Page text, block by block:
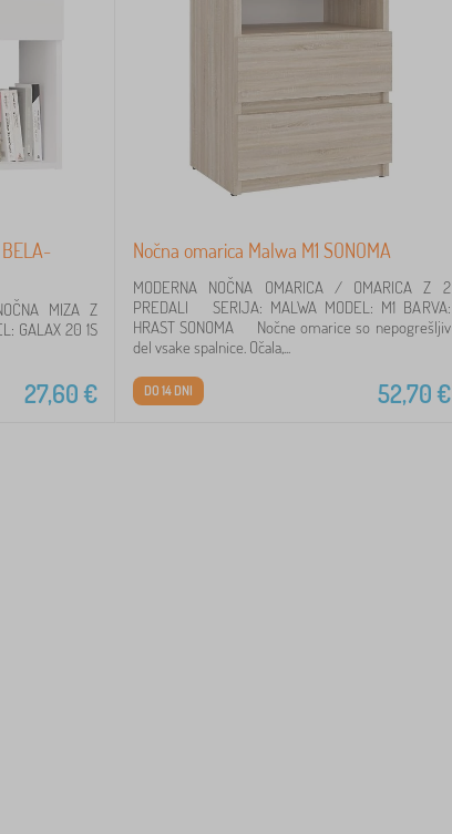
MIZA Z
GALAX 20 1S
27,60€
Nočna omarica Malwa M1 SONOMA
MODERNA NOČNA OMARICA / OMARICA Z 2
PREDALI SERIJA: MALWA MODEL: M1 BARVA:
HRAST SONOMA Nočne omarice so nepogrešljiv
del vsake spalnice. Očala,...
52,70€
DO 14 DNI